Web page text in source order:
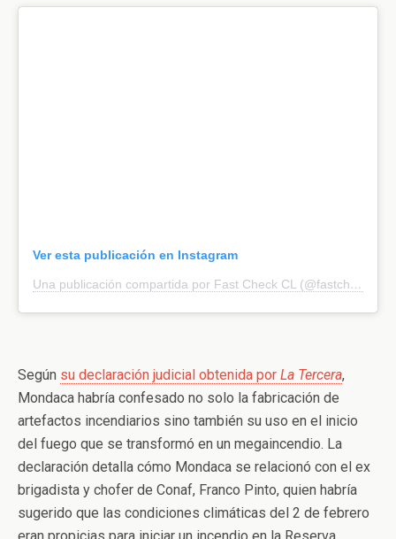
Ver esta publicación en Instagram
Una publicación compartida por Fast Check CL (@fastcheckcl)
Según su declaración judicial obtenida por La Tercera,
Mondaca habría confesado no solo la fabricación de
artefactos incendiarios sino también su uso en el inicio
del fuego que se transformó en un megaincendio. La
declaración detalla cómo Mondaca se relacionó con el ex
brigadista y chofer de Conaf, Franco Pinto, quien habría
sugerido que las condiciones climáticas del 2 de febrero
eran propicias para iniciar un incendio en la Reserva